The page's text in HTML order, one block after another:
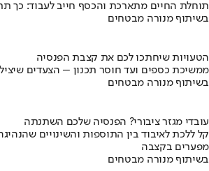
תוחלת החיים מתארכת והכסף חייב לעבוד: כך
בשיתוף מנורה מבטחים
הטעויות שיחתכו לכם את קצבת הפנסיה
ממשיכת כספים ועד חוסר תכנון – הצעדים
בשיתוף מנורה מבטחים
עובדי מגזר ציבורי? הפנסיה שלכם השתנתה
קל ללכת לאיבוד בין התוספות והשינויים
מפערים בקצבה
בשיתוף מנורה מבטחים